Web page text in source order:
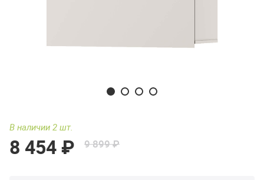
В наличии 2 шт.
8 454 ₽ 9 899 ₽